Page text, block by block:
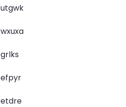
utgwk
wxuxa
grlks
efpyr
etdre